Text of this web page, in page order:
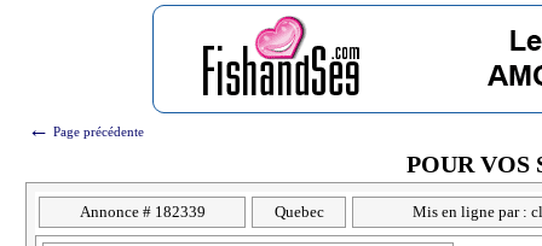
← Page précédente
POUR VOS
Annonce # 182339 Quebec Mis en ligne par :